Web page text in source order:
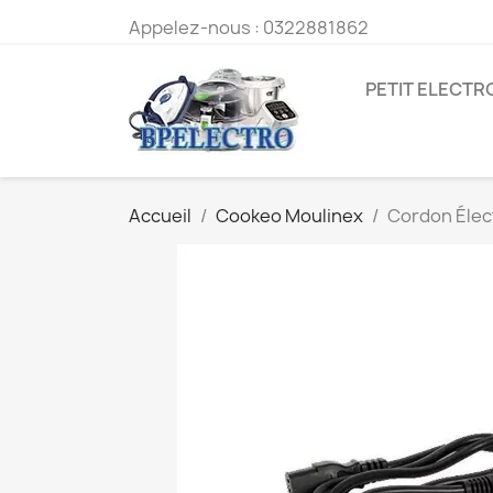
Appelez-nous : 0322881862
PETIT
Accueil Cookeo Moulinex Cordon